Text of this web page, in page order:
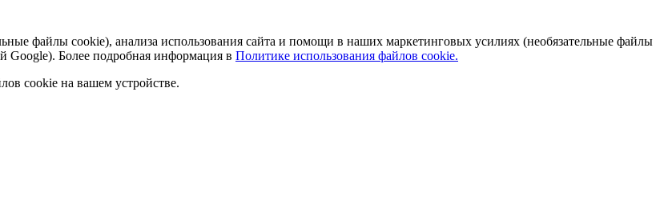
файлы cookie), анализа использования сайта и помощи в наших маркетинговых усилиях (необязательные файлы
Google). Более подробная информация в Политике использования файлов cookie.
cookie на вашем устройстве.